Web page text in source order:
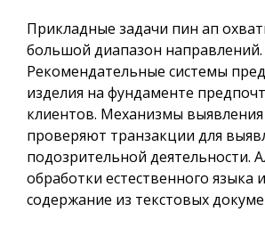
Прикладные задачи пин ап
большой диапазон направлений.
Рекомендательные системы
изделия на фундаменте
клиентов. Механизмы
проверяют транзакции для
подозрительной деятельности.
обработки естественного языка
содержание из текстовых